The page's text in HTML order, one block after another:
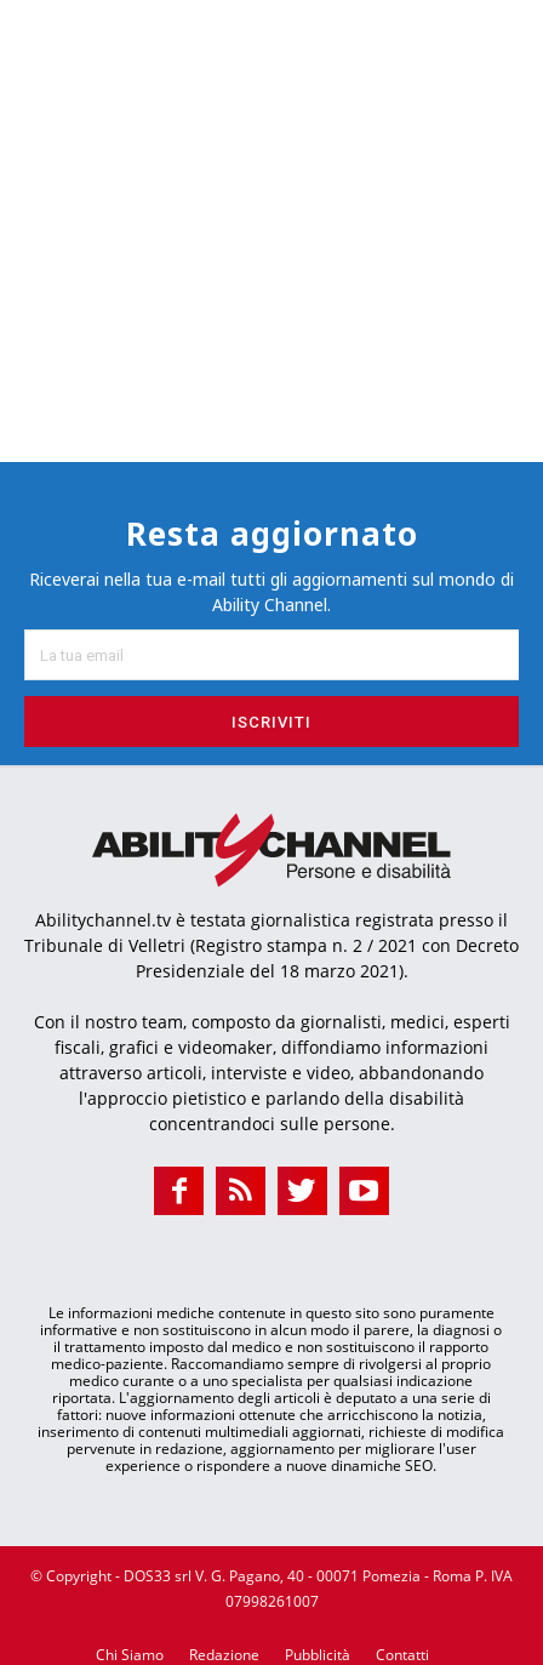
Resta aggiornato
Riceverai nella tua e-mail tutti gli aggiornamenti sul mondo di
Ability Channel.
ISCRIVITI
Abilitychannel.tv è testata giornalistica registrata presso il
Tribunale di Velletri (Registro stampa n. 2 / 2021 con Decreto
Presidenziale del 18 marzo 2021).
Con il nostro team, composto da giornalisti, medici, esperti
fiscali, grafici e videomaker, diffondiamo informazioni
attraverso articoli, interviste e video, abbandonando
l'approccio pietistico e parlando della disabilità
concentrandoci sulle persone.
Le informazioni mediche contenute in questo sito sono puramente
informative e non sostituiscono in alcun modo il parere, la diagnosi o
il trattamento imposto dal medico e non sostituiscono il rapporto
medico-paziente. Raccomandiamo sempre di rivolgersi al proprio
medico curante o a uno specialista per qualsiasi indicazione
riportata. L'aggiornamento degli articoli è deputato a una serie di
fattori: nuove informazioni ottenute che arricchiscono la notizia,
inserimento di contenuti multimediali aggiornati, richieste di modifica
pervenute in redazione, aggiornamento per migliorare l'user
experience o rispondere a nuove dinamiche SEO.
© Copyright - DOS33 srl V. G. Pagano, 40 - 00071 Pomezia - Roma P. IVA
07998261007
Chi Siamo Redazione Pubblicità Contatti